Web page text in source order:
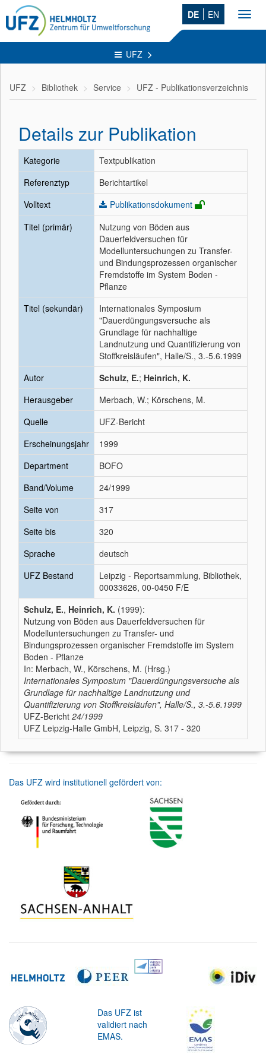
DE EN
UFZ
UFZ Bibliothek Service UFZ - Publikationsverzeichnis
Details zur Publikation
Kategorie
Textpublikation
Referenztyp
Berichtartikel
Volltext
Publikationsdokument
Titel (primär)
Nutzung von Böden aus
Dauerfeldversuchen für
Modelluntersuchungen zu Transfer-
und Bindungsprozessen organischer
Fremdstoffe im System Boden -
Pflanze
Titel (sekundär)
Internationales Symposium
"Dauerdüngungsversuche als
Grundlage für nachhaltige
Landnutzung und Quantifizierung von
Stoffkreisläufen", Halle/S., 3.-5.6.1999
Autor
Schulz, E.; Heinrich, K.
Herausgeber
Merbach, W.; Körschens, M.
Quelle
UFZ-Bericht
Erscheinungsjahr
1999
Department
BOFO
Band/Volume
24/1999
Seite von
317
Seite bis
320
Sprache
deutsch
UFZ Bestand
Leipzig - Reportsammlung, Bibliothek,
00033626, 00-0450 F/E
Schulz, E., Heinrich, K. (1999):
Nutzung von Böden aus Dauerfeldversuchen für
Modelluntersuchungen zu Transfer- und
Bindungsprozessen organischer Fremdstoffe im System
Boden - Pflanze
In: Merbach, W., Körschens, M. (Hrsg.)
Internationales Symposium "Dauerdüngungsversuche als
Grundlage für nachhaltige Landnutzung und
Quantifizierung von Stoffkreisläufen", Halle/S., 3.-5.6.1999
UFZ-Bericht 24/1999
UFZ Leipzig-Halle GmbH, Leipzig, S. 317 - 320
Das UFZ wird institutionell gefördert von:
Das UFZ ist
validiert nach
EMAS.